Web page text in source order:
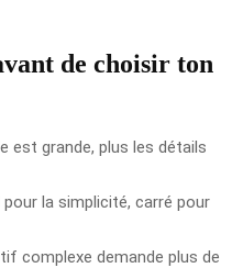
de choisir ton
est grande, plus les détails
pour la simplicité, carré pour
complexe demande plus de